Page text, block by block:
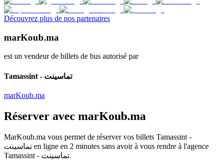
Découvrez plus de nos partenaires
marKoub.ma
est un vendeur de billets de bus autorisé par
Tamassint - تماسينت
marKoub.ma
Réserver avec marKoub.ma
MarKoub.ma vous permet de réserver vos billets Tamassint -
تماسينت en ligne en 2 minutes sans avoir à vous rendre à l'agence
Tamassint - تماسينت.